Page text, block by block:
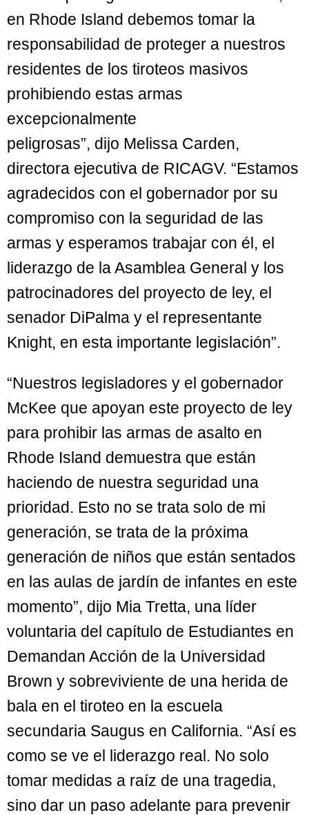
en Rhode Island debemos tomar la
responsabilidad de proteger a nuestros
residentes de los tiroteos masivos
prohibiendo estas armas
excepcionalmente
peligrosas”, dijo Melissa Carden,
directora ejecutiva de RICAGV. “Estamos
agradecidos con el gobernador por su
compromiso con la seguridad de las
armas y esperamos trabajar con él, el
liderazgo de la Asamblea General y los
patrocinadores del proyecto de ley, el
senador DiPalma y el representante
Knight, en esta importante legislación”.
“Nuestros legisladores y el gobernador
McKee que apoyan este proyecto de ley
para prohibir las armas de asalto en
Rhode Island demuestra que están
haciendo de nuestra seguridad una
prioridad. Esto no se trata solo de mi
generación, se trata de la próxima
generación de niños que están sentados
en las aulas de jardín de infantes en este
momento”, dijo Mia Tretta, una líder
voluntaria del capítulo de Estudiantes en
Demandan Acción de la Universidad
Brown y sobreviviente de una herida de
bala en el tiroteo en la escuela
secundaria Saugus en California. “Así es
como se ve el liderazgo real. No solo
tomar medidas a raíz de una tragedia,
sino dar un paso adelante para prevenir